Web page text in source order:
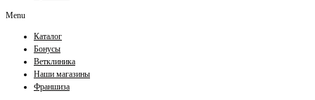
Menu
Каталог
Бонусы
Ветклиника
Наши магазины
Франшиза